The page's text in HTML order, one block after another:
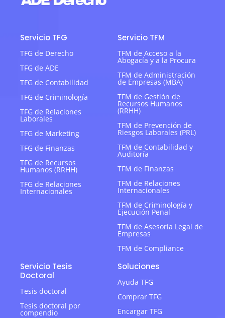
Servicio TFG
TFG de Derecho
TFG de ADE
TFG de Contabilidad
TFG de Criminología
TFG de Relaciones
Laborales
TFG de Marketing
TFG de Finanzas
TFG de Recursos
Humanos (RRHH)
TFG de Relaciones
Internacionales
Servicio TFM
TFM de Acceso a la
Abogacía y a la Procura
TFM de Administración
de Empresas (MBA)
TFM de Gestión de
Recursos Humanos
(RRHH)
TFM de Prevención de
Riesgos Laborales (PRL)
TFM de Contabilidad y
Auditoría
TFM de Finanzas
TFM de Relaciones
Internacionales
TFM de Criminología y
Ejecución Penal
TFM de Asesoría Legal de
Empresas
TFM de Compliance
Servicio Tesis
Doctoral
Tesis doctoral
Tesis doctoral por
compendio
Soluciones
Ayuda TFG
Comprar TFG
Encargar TFG